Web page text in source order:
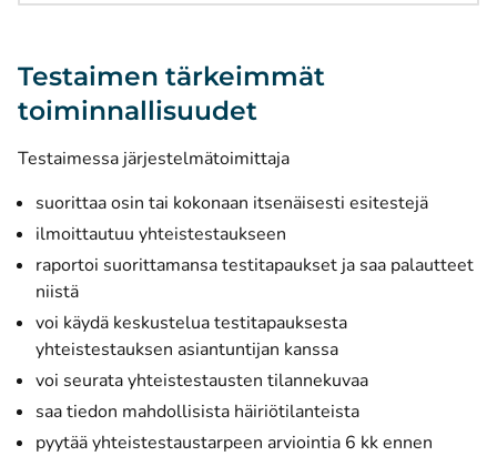
Testaimen tärkeimmät
toiminnallisuudet
Testaimessa järjestelmätoimittaja
suorittaa osin tai kokonaan itsenäisesti esitestejä
ilmoittautuu yhteistestaukseen
raportoi suorittamansa testitapaukset ja saa palautteet
niistä
voi käydä keskustelua testitapauksesta
yhteistestauksen asiantuntijan kanssa
voi seurata yhteistestausten tilannekuvaa
saa tiedon mahdollisista häiriötilanteista
pyytää yhteistestaustarpeen arviointia 6 kk ennen